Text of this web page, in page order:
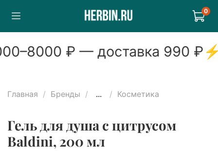
0
–8000₽ — доставка990₽⚡
Главная Бренды ... Косметика
Гель для душа с цитрусом
Baldini, 200 мл